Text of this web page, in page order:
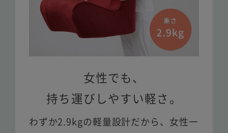
女性でも、
持ち運びしやすい軽さ。
わずか2.9kgの軽量設計だから、女性一